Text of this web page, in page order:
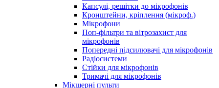
Капсулі, решітки до мікрофонів
Кронштейни, кріплення (мікроф.)
Мікрофони
Поп-фільтри та вітрозахист для
мікрофонів
Попередні підсилювачі для мікрофонів
Радіосистеми
Стійки для мікрофонів
Тримачі для мікрофонів
Мікшерні пульти